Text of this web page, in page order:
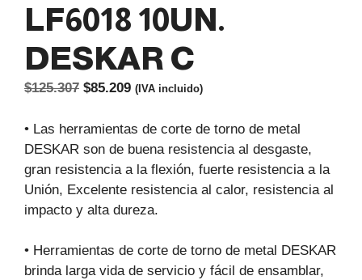
LF6018 10UN.
DESKAR C
$125.307 El
original
era:
$125.307.
$85.209El
actual
es:
$85.209.
(IVA incluido)
• Las herramientas de corte de torno de metal
DESKAR son de buena resistencia al desgaste,
gran resistencia a la flexión, fuerte resistencia a la
Unión, Excelente resistencia al calor, resistencia al
impacto y alta dureza.
• Herramientas de corte de torno de metal DESKAR
brinda larga vida de servicio y fácil de ensamblar,